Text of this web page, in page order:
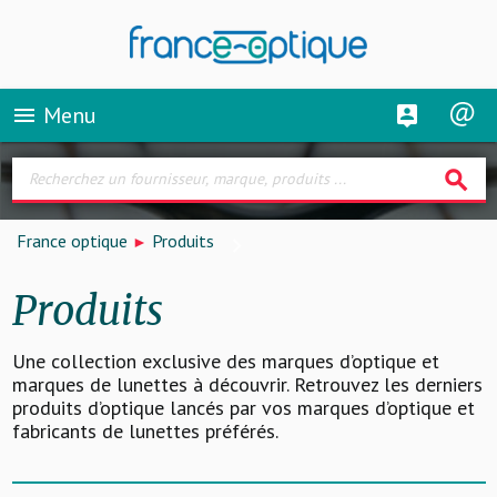
menu Menu
search
France optique Produits
Produits
Une collection exclusive des marques d’optique et
marques de lunettes à découvrir. Retrouvez les derniers
produits d’optique lancés par vos marques d’optique et
fabricants de lunettes préférés.